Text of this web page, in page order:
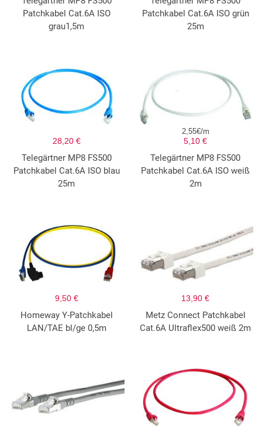
Patchkabel Cat.6A ISO
grau1,5m
Patchkabel Cat.6A ISO grün
25m
28,20 €
Telegärtner MP8 FS500
Patchkabel Cat.6A ISO blau
25m
2,55€/m
5,10 €
Telegärtner MP8 FS500
Patchkabel Cat.6A ISO weiß
2m
9,50 €
Homeway Y-Patchkabel
LAN/TAE bl/ge 0,5m
13,90 €
Metz Connect Patchkabel
Cat.6A Ultraflex500 weiß 2m